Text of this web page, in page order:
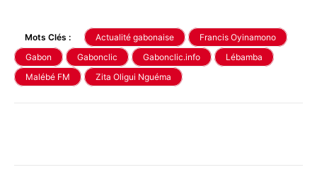
Mots Clés : Actualité gabonaise
Francis Oyinamono
Gabon
Gabonclic Gabonclic.info
Lébamba
Malébé FM
Zita Oligui Nguéma